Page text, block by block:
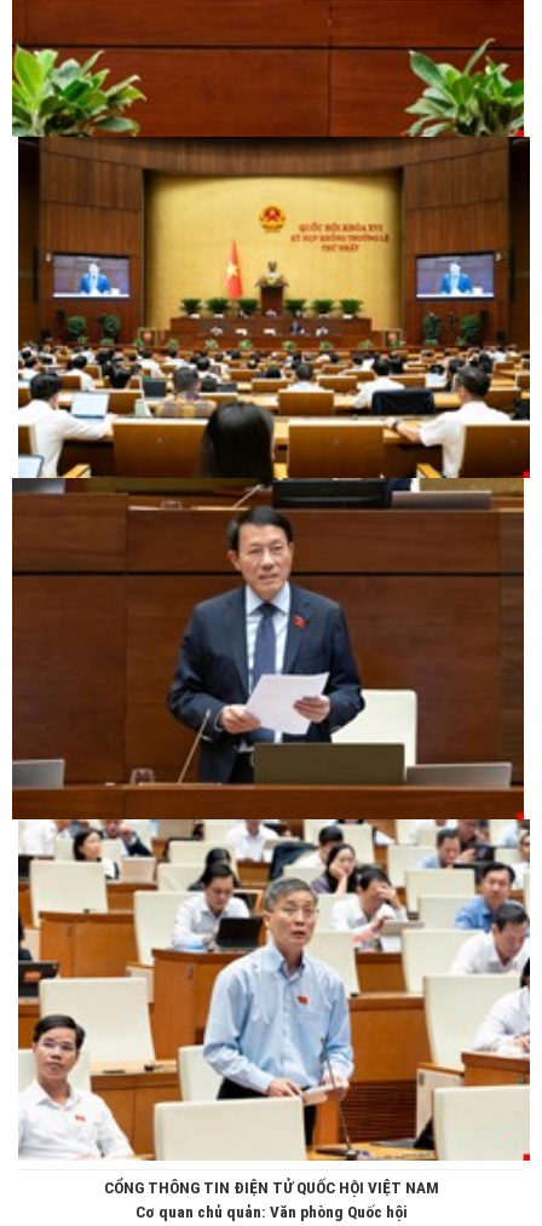
CỔNG THÔNG TIN ĐIỆN TỬ QUỐC HỘI VIỆT NAM
Cơ quan chủ quản: Văn phòng Quốc hội